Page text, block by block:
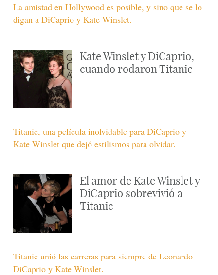
La amistad en Hollywood es posible, y sino que se lo
digan a DiCaprio y Kate Winslet.
Kate Winslet y DiCaprio,
cuando rodaron Titanic
Titanic, una película inolvidable para DiCaprio y
Kate Winslet que dejó estilismos para olvidar.
El amor de Kate Winslet y
DiCaprio sobrevivió a
Titanic
Titanic unió las carreras para siempre de Leonardo
DiCaprio y Kate Winslet.